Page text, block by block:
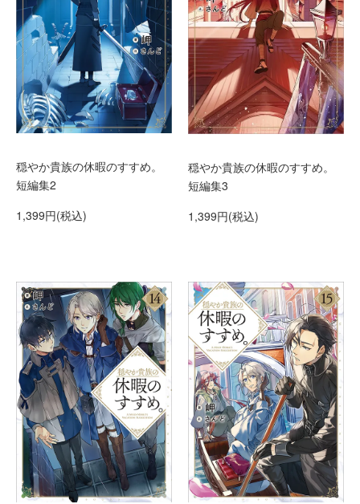
穏やか貴族の休暇のすすめ。
短編集2
1,399円(税込)
穏やか貴族の休暇のすすめ。
短編集3
1,399円(税込)